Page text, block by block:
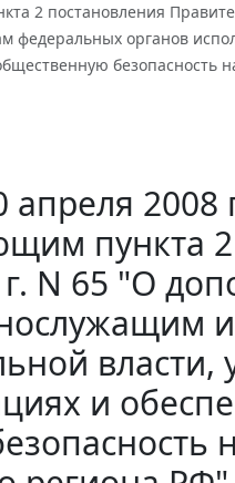
2 постановления
федеральных органов
безопасность
2008
пункта
N 65 "О
и